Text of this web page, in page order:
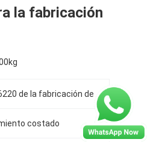
la fabricación
Añadidos SN-6220 de la fabricación de papel
costado